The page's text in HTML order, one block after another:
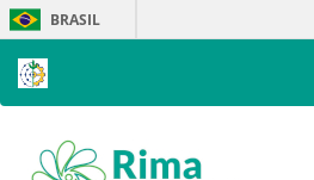
Skip
navigation
BRASIL